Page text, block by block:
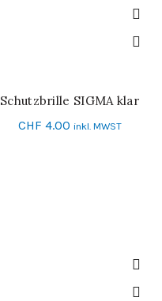
IN DEN WARENKORB
Schutzbrille SIGMA klar
CHF 4.00 inkl. MWST